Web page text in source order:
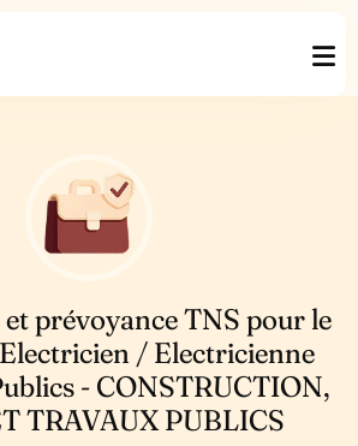
prévoyance TNS pour le
/ Electricienne
- CONSTRUCTION,
TRAVAUX PUBLICS